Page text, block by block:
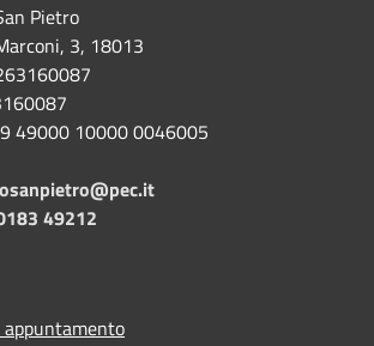
Pietro
3, 18013
49000 10000 0046005
49212